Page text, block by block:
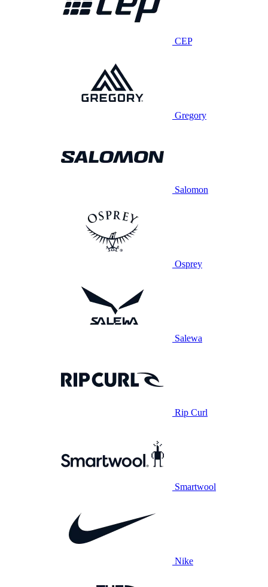
CEP
Gregory
Salomon
Osprey
Salewa
Rip Curl
Smartwool
Nike